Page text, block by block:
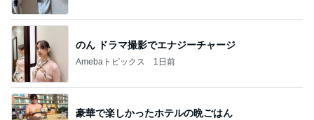
のん ドラマ撮影でエナジーチャージ
Amebaトピックス 1日前
豪華で楽しかったホテルの晩ごはん